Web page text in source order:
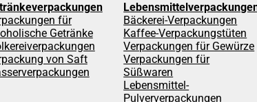
für
Getränke
von Saft
Bäckerei-Verpackungen
Kaffee-Verpackungstüten
Verpackungen für Gewürze
Verpackungen für
Süßwaren
Lebensmittel-
Pulververpackungen